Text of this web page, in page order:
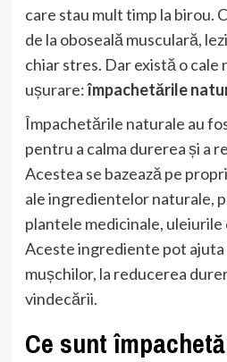
care stau mult timp la birou.
de la oboseală musculară,
chiar stres. Dar există o cale
ușurare:împachetările
Împachetările naturale au
pentru a calma durerea și a
Acestea se bazează pe
ale ingredientelor naturale,
plantele medicinale, uleiurile
Aceste ingrediente pot ajuta
mușchilor, la reducerea
vindecării.
Ce sunt